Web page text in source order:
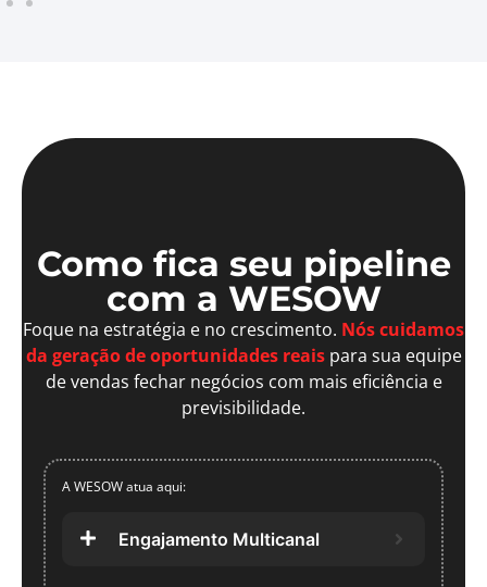
Como fica seu pipeline
com a WESOW
Foque na estratégia e no crescimento. Nós cuidamos
da geração de oportunidades reaispara sua equipe
de vendas fechar negócios com mais eficiência e
previsibilidade.
A WESOW atua aqui:
Engajamento Multicanal